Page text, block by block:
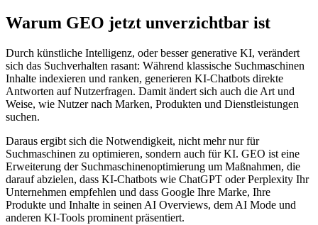
Warum GEO jetzt unverzichtbar ist
Durch künstliche Intelligenz, oder besser generative KI, verändert
sich das Suchverhalten rasant: Während klassische Suchmaschinen
Inhalte indexieren und ranken, generieren KI-Chatbots direkte
Antworten auf Nutzerfragen. Damit ändert sich auch die Art und
Weise, wie Nutzer nach Marken, Produkten und Dienstleistungen
suchen.
Daraus ergibt sich die Notwendigkeit, nicht mehr nur für
Suchmaschinen zu optimieren, sondern auch für KI. GEO ist eine
Erweiterung der Suchmaschinenoptimierung um Maßnahmen, die
darauf abzielen, dass KI-Chatbots wie ChatGPT oder Perplexity Ihr
Unternehmen empfehlen und dass Google Ihre Marke, Ihre
Produkte und Inhalte in seinen AI Overviews, dem AI Mode und
anderen KI-Tools prominent präsentiert.